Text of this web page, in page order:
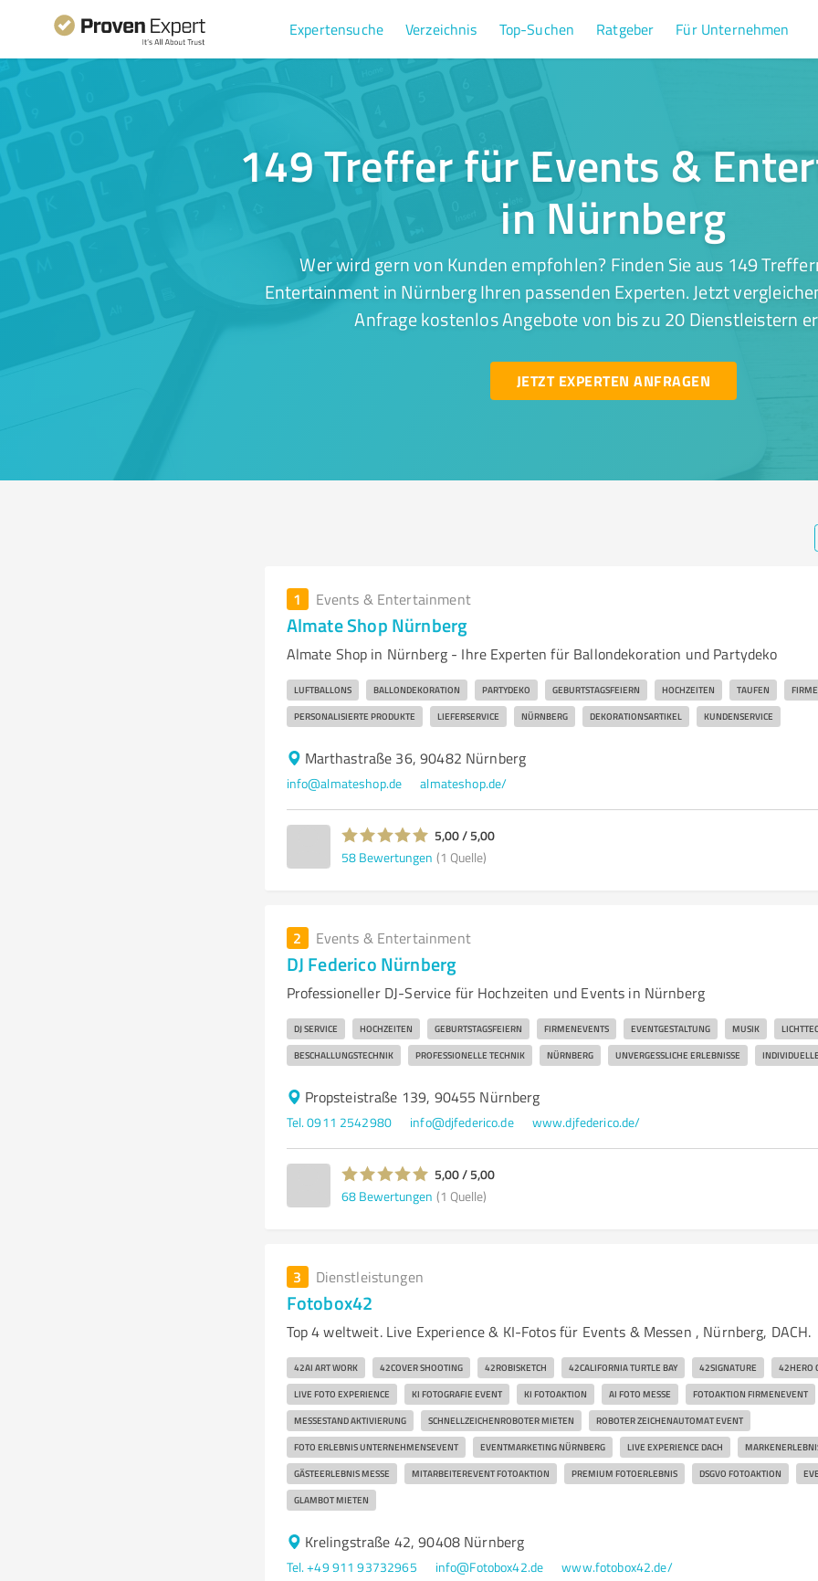
Expertensuche Verzeichnis Top-Suchen Ratgeber Für Unternehmen
149 Treffer für Events &
in Nürnberg
Wer wird gern von Kunden empfohlen? Finden Sie aus 149
Entertainment in Nürnberg Ihren passenden Experten. Jetzt
Anfrage kostenlos Angebote von bis zu 20 Dienstleistern
JETZT EXPERTEN ANFRAGEN
1 Events & Entertainment
Almate Shop Nürnberg
Almate Shop in Nürnberg - Ihre Experten für Ballondekoration und Partydeko
LUFTBALLONS BALLONDEKORATION PARTYDEKO GEBURTSTAGSFEIERN HOCHZEITEN TAUFEN
PERSONALISIERTE PRODUKTE LIEFERSERVICE NÜRNBERG DEKORATIONSARTIKEL KUNDENSERVICE
Marthastraße 36, 90482 Nürnberg
info@almateshop.de almateshop.de/
5,00 / 5,00
58 Bewertungen (1 Quelle)
2 Events & Entertainment
DJ Federico Nürnberg
Professioneller DJ-Service für Hochzeiten und Events in Nürnberg
DJ SERVICE HOCHZEITEN GEBURTSTAGSFEIERN FIRMENEVENTS EVENTGESTALTUNG MUSIK
BESCHALLUNGSTECHNIK PROFESSIONELLE TECHNIK NÜRNBERG UNVERGESSLICHE ERLEBNISSE
Propsteistraße 139, 90455 Nürnberg
Tel. 0911 2542980 info@djfederico.de www.djfederico.de/
5,00 / 5,00
68 Bewertungen (1 Quelle)
3 Dienstleistungen
Fotobox42
Top 4 weltweit. Live Experience & KI-Fotos für Events & Messen , Nürnberg, DACH.
42AI ART WORK 42COVER SHOOTING 42ROBISKETCH 42CALIFORNIA TURTLE BAY 42SIGNATURE 42HERO
LIVE FOTO EXPERIENCE KI FOTOGRAFIE EVENT KI FOTOAKTION AI FOTO MESSE FOTOAKTION FIRMENEVENT
MESSESTAND AKTIVIERUNG SCHNELLZEICHENROBOTER MIETEN ROBOTER ZEICHENAUTOMAT EVENT
FOTO ERLEBNIS UNTERNEHMENSEVENT EVENTMARKETING NÜRNBERG LIVE EXPERIENCE DACH
GÄSTEERLEBNIS MESSE MITARBEITEREVENT FOTOAKTION PREMIUM FOTOERLEBNIS DSGVO FOTOAKTION
GLAMBOT MIETEN
Krelingstraße 42, 90408 Nürnberg
Tel. +49 911 93732965 info@Fotobox42.de www.fotobox42.de/